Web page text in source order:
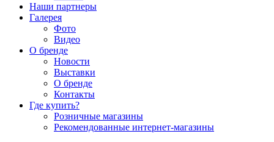
Наши партнеры
Галерея
Фото
Видео
О бренде
Новости
Выставки
О бренде
Контакты
Где купить?
Розничные магазины
Рекомендованные интернет-магазины